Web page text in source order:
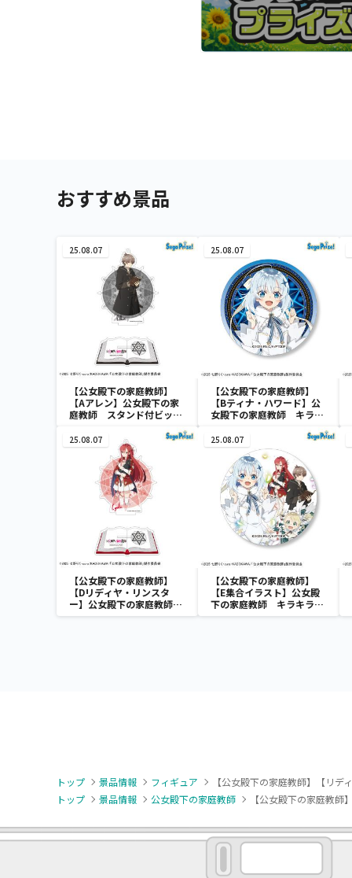
おすすめ景品
25.08.07
【公女殿下の家庭教師】
【Aアレン】公女殿下の家
庭教師 スタンド付ビッグ
（EX）
25.08.07
【公女殿下の家庭教師】
【Bティナ・ハワード】公
女殿下の家庭教師 キラキ
25.08.07
【公女殿下の家庭教師】
【Dリディヤ・リンスタ
ー】公女殿下の家庭教師
スタンド付ビッグアクリル
25.08.07
【公女殿下の家庭教師】
【E集合イラスト】公女殿
下の家庭教師 キラキラ缶
バッジ（EX）
トップ 景品情報 フィギュア
【公女殿下の家庭教師】【リ
トップ
景品情報 公女殿下の家庭教師 【公女殿下の家庭教